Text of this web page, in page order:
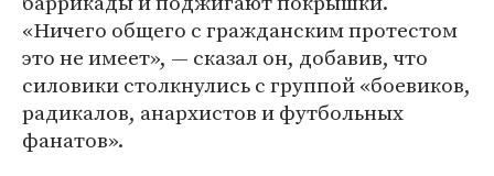
«Ничего общего с гражданским протестом
это не имеет», — сказал он, добавив, что
силовики столкнулись с группой «боевиков,
радикалов, анархистов и футбольных
фанатов».